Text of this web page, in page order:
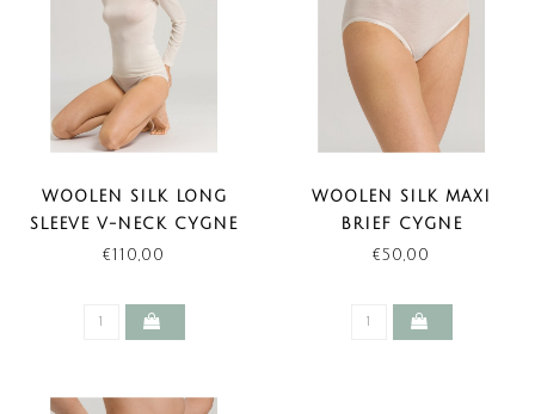
WOOLEN SILK LONG
SLEEVE V-NECK CYGNE
€110,00
WOOLEN SILK MAXI
BRIEF CYGNE
€50,00